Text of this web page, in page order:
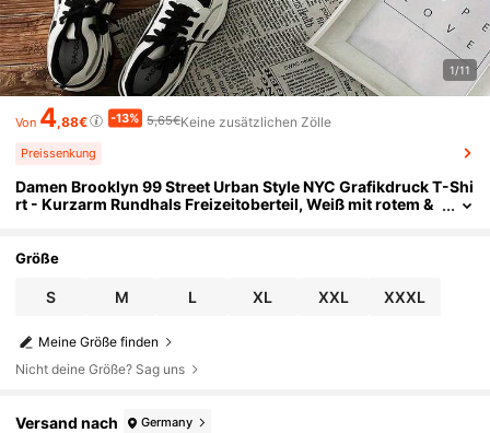
1/11
Von 4,88€ -13% 5,65€Keine zusätzlichen Zölle
Preissenkung
Damen Brooklyn 99 Street Urban Style NYC Grafikdruck T-Shi
rt - Kurzarm Rundhals Freizeitoberteil, Weiß mit rotem &
ht transparenter Stoff
Größe
S M L XL XXL XXXL
Meine Größe finden
Nicht deine Größe? Sag uns
Versand nach Germany